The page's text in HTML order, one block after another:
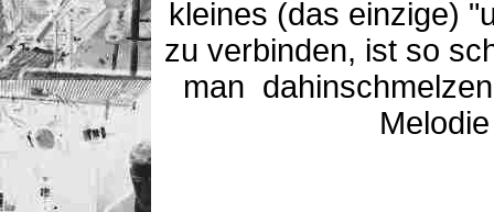
kleines (das einzige)
zu verbinden, ist so
man